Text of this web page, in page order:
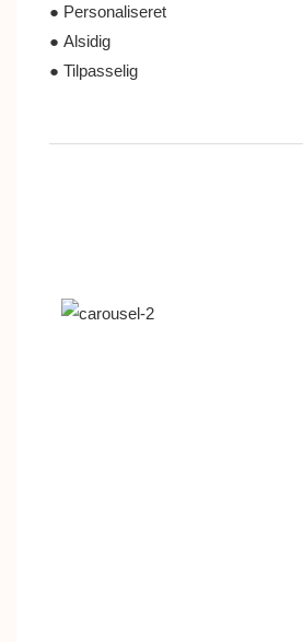
● Personaliseret
● Alsidig
● Tilpasselig